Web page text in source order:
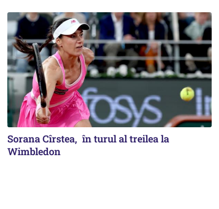
Sorana Cîrstea, în turul al treilea la
Wimbledon